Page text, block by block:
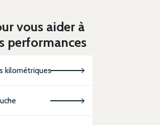
vous aider à
performances
kilométriques